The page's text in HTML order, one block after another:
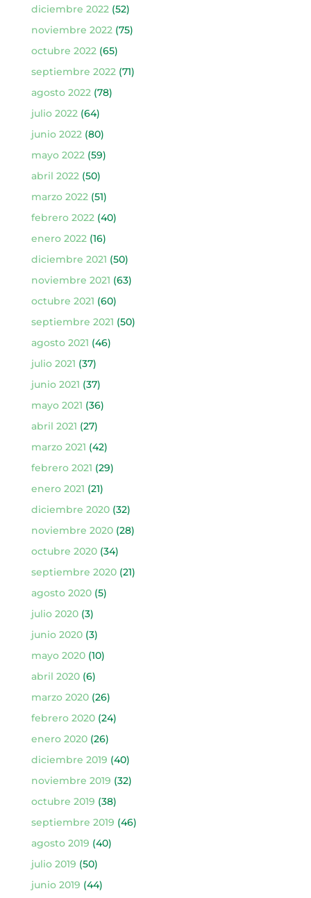
diciembre 2022 (52)
noviembre 2022 (75)
octubre 2022 (65)
septiembre 2022 (71)
agosto 2022 (78)
julio 2022 (64)
junio 2022 (80)
mayo 2022 (59)
abril 2022 (50)
marzo 2022 (51)
febrero 2022 (40)
enero 2022 (16)
diciembre 2021 (50)
noviembre 2021 (63)
octubre 2021 (60)
septiembre 2021 (50)
agosto 2021 (46)
julio 2021 (37)
junio 2021 (37)
mayo 2021 (36)
abril 2021 (27)
marzo 2021 (42)
febrero 2021 (29)
enero 2021 (21)
diciembre 2020(32)
noviembre 2020(28)
octubre 2020(34)
septiembre 2020(21)
agosto 2020(5)
julio 2020(3)
junio 2020(3)
mayo 2020(10)
abril 2020(6)
marzo 2020(26)
febrero 2020(24)
enero 2020(26)
diciembre 2019 (40)
noviembre 2019 (32)
octubre 2019 (38)
septiembre 2019 (46)
agosto 2019 (40)
julio 2019 (50)
junio 2019 (44)